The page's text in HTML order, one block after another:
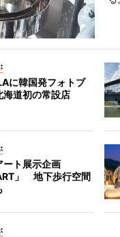
に韓国発フォトブ
道初の常設店
ート展示企画
」 地下歩行空間